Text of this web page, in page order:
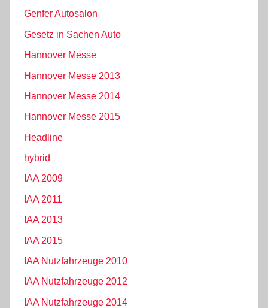
Genfer Autosalon
Gesetz in Sachen Auto
Hannover Messe
Hannover Messe 2013
Hannover Messe 2014
Hannover Messe 2015
Headline
hybrid
IAA 2009
IAA 2011
IAA 2013
IAA 2015
IAA Nutzfahrzeuge 2010
IAA Nutzfahrzeuge 2012
IAA Nutzfahrzeuge 2014